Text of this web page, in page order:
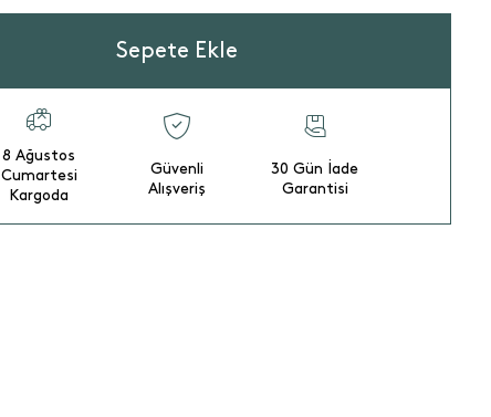
Sepete Ekle
8 Ağustos
Cumartesi
Kargoda
Güvenli
Alışveriş
30 Gün İade
Garantisi